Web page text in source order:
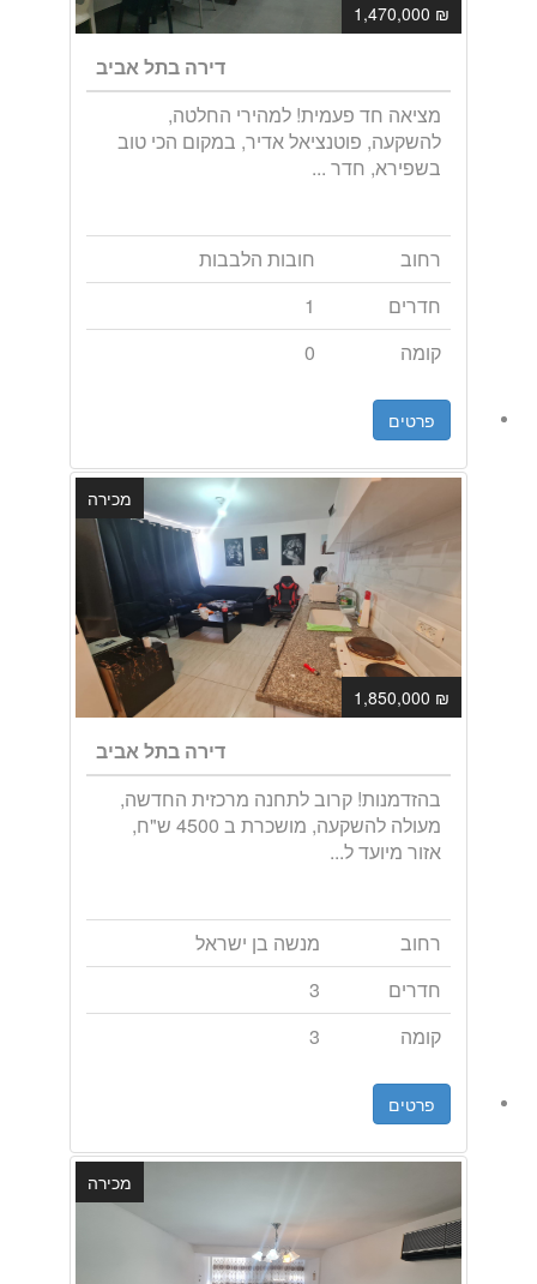
₪ 1,470,000
דירה בתל אביב
מציאה חד פעמית! למהירי החלטה,
להשקעה, פוטנציאל אדיר, במקום הכי טוב
בשפירא, חדר ...
רחוב
חובות הלבבות
חדרים
1
קומה
0
פרטים
₪ 1,850,000
מכירה
דירה בתל אביב
בהזדמנות! קרוב לתחנה מרכזית החדשה,
מעולה להשקעה, מושכרת ב 4500 ש"ח,
אזור מיועד ל...
רחוב
מנשה בן ישראל
חדרים
3
קומה
3
פרטים
מכירה